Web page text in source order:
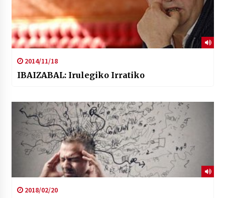
2014/11/18
IBAIZABAL: Irulegiko Irratiko
2018/02/20